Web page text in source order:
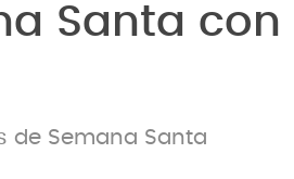
Santa con
de Semana Santa